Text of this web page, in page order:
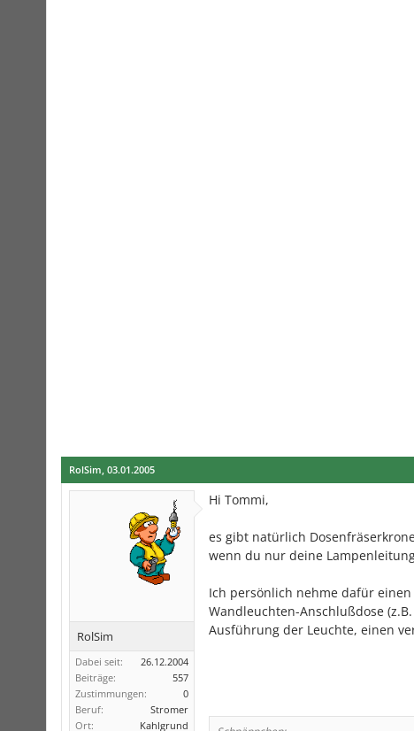
RolSim 03.01.2005
RolSim
Dabei seit:
26.12.2004
Beiträge:
557
Zustimmungen:
0
Beruf:
Stromer
Ort:
Kahlgrund
Hi Tommi,
es gibt natürlich
wenn du nur deine
Ich persönlich nehme dafür
Wandleuchten-Anschlußdose
Ausführung der Leuchte, einen